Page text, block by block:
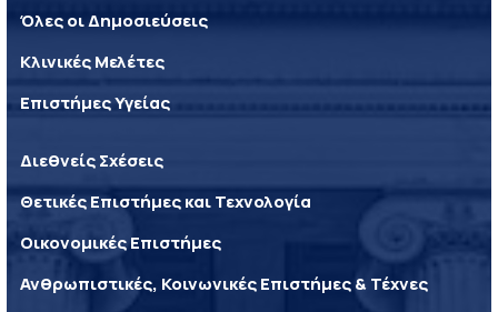
Όλες οι Δημοσιεύσεις
Κλινικές Μελέτες
Επιστήμες Υγείας
Διεθνείς Σχέσεις
Θετικές Επιστήμες και Τεχνολογία
Οικονομικές Επιστήμες
Ανθρωπιστικές, Κοινωνικές Επιστήμες & Τέχνες